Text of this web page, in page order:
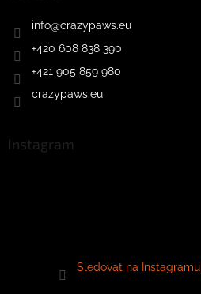
info@crazypaws.eu
+420 608 838 390
+421 905 859 980
crazypaws.eu
Instagram
Sledovat na Instagramu